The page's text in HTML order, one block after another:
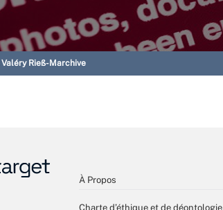
Valéry Rieß-Marchive
À Propos
Charte d’éthique et de déontologie